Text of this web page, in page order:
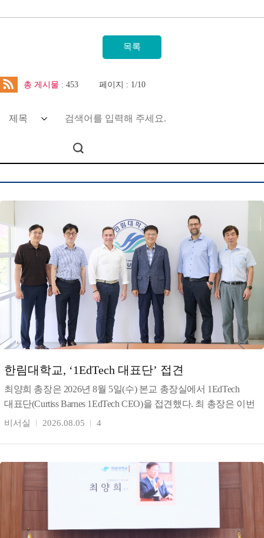
총 게시물 : 453 페이지 : 1/10
한림대학교, ‘1EdTech 대표단’ 접견
최양희 총장은 2026년 8월 5일(수) 본교 총장실에서 1EdTech
대표단(Curtiss Barnes 1EdTech CEO)을 접견했다. 최 총장은 이번
협의는 한림대의 AI
비서실 2026.08.05 4